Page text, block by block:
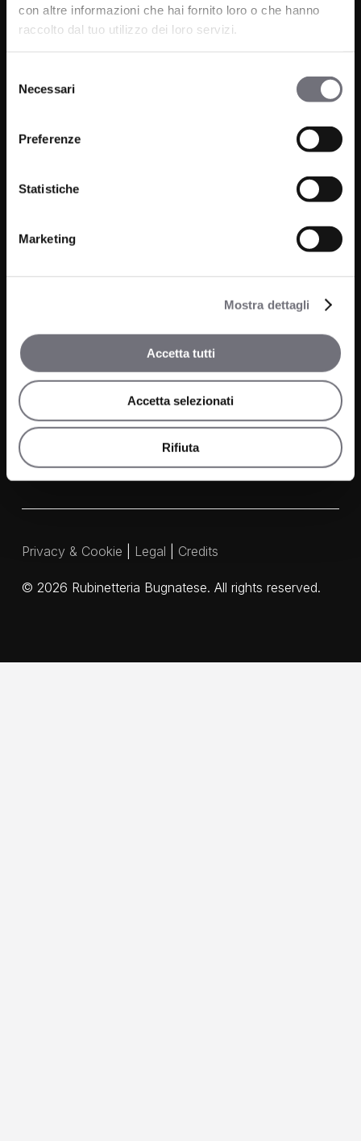
con altre informazioni che hai fornito loro o che hanno
raccolto dal tuo utilizzo dei loro servizi.
delNecessari
Preferenze
Statistiche
Marketing
Mostra dettagli
Accetta tutti
Accetta selezionati
Rifiuta
P.IVA 00265030031
Email:info@bugnatese.com
Bathroom
Projects
News
Contacts
Media and Downloads
Our Agents
Privacy & Cookie Legal Credits
© 2026 Rubinetteria Bugnatese. All rights reserved.